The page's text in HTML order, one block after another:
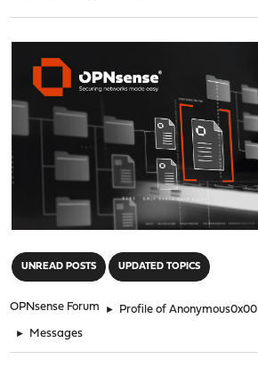
UNREAD POSTS UPDATED TOPICS
OPNsense Forum ► Profile of Anonymous0x00
► Messages